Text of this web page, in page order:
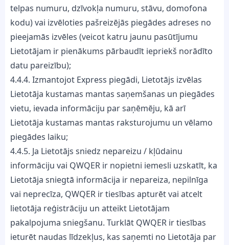
telpas numuru, dzīvokļa numuru, stāvu, domofona
kodu) vai izvēloties pašreizējās piegādes adreses no
pieejamās izvēles (veicot katru jaunu pasūtījumu
Lietotājam ir pienākums pārbaudīt iepriekš norādīto
datu pareizību);
4.4.4. Izmantojot Express piegādi, Lietotājs izvēlas
Lietotāja kustamas mantas saņemšanas un piegādes
vietu, ievada informāciju par saņēmēju, kā arī
Lietotāja kustamas mantas raksturojumu un vēlamo
piegādes laiku;
4.4.5. Ja Lietotājs sniedz nepareizu / kļūdainu
informāciju vai QWQER ir nopietni iemesli uzskatīt, ka
Lietotāja sniegtā informācija ir nepareiza, nepilnīga
vai neprecīza, QWQER ir tiesības apturēt vai atcelt
lietotāja reģistrāciju un atteikt Lietotājam
pakalpojuma sniegšanu. Turklāt QWQER ir tiesības
ieturēt naudas līdzekļus, kas saņemti no Lietotāja par